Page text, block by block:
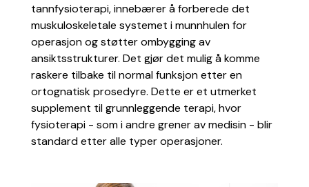
tannfysioterapi, innebærer å forberede det
muskuloskeletale systemet i munnhulen for
operasjon og støtter ombygging av
ansiktsstrukturer. Det gjør det mulig å komme
raskere tilbake til normal funksjon etter en
ortognatisk prosedyre. Dette er et utmerket
supplement til grunnleggende terapi, hvor
fysioterapi - som i andre grener av medisin - blir
standard etter alle typer operasjoner.